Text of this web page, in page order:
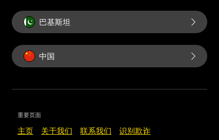
巴基斯坦
中国
重要页面
主页 关于我们 联系我们
识别欺诈